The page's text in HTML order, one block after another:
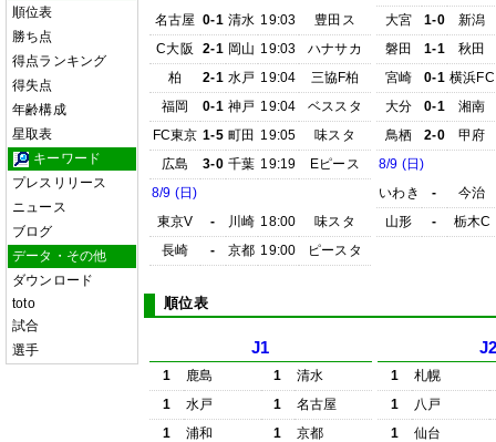
順位表
勝ち点
得点ランキング
得失点
年齢構成
星取表
キーワード
プレスリリース
ニュース
ブログ
データ・その他
ダウンロード
toto
試合
選手
名古屋 0-1 清水 19:03
豊田ス
C大阪
2-1 岡山 19:03
ハナサカ
柏
2-1 水戸 19:04
三協F柏
福岡
0-1 神戸 19:04
ベススタ
FC東京 1-5 町田 19:05
味スタ
広島
3-0 千葉 19:19
Eピース
8/9 (日)
東京V
- 川崎 18:00
味スタ
長崎
- 京都 19:00 ピースタ
大宮
1-0
新潟
磐田
1-1
秋田
宮崎
0-1 横浜FC
大分
0-1
湘南
鳥栖
2-0
甲府
8/9 (日)
いわき
-
今治
山形
- 栃木C
順位表
J1
1 鹿島 1
清水
1
水戸 1
名古屋
1
浦和 1
京都
1
札幌
1
八戸
1
仙台